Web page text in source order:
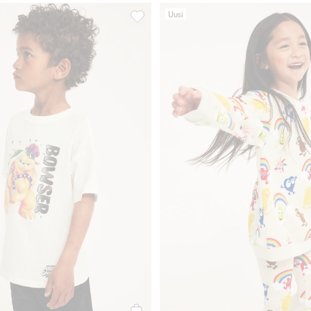
-pyjamasetti, Lisää suosikkeihinPuuvillatrikoo-t-paita Bowser, Lisää
Uusi